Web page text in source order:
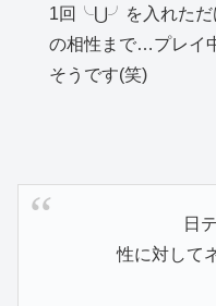
1回╰⋃╯を入れただ
の相性まで…プレイ
そうです(笑)
日
性に対して